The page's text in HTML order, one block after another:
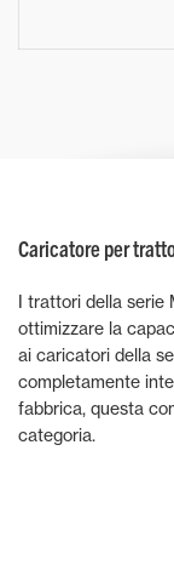
Caricatore per
I trattori della serie
ottimizzare la
ai caricatori della
completamente
fabbrica, questa
categoria.